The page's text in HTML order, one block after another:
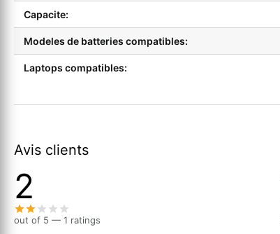
Capacite:
Modeles de batteries compatibles:
Laptops compatibles:
Avis clients
2
out of 5 — 1 ratings